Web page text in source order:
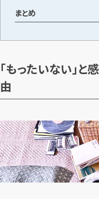
まとめ
「もったいない」
由